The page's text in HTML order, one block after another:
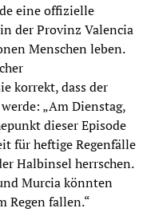
eine offizielle
der Provinz Valencia
Menschen leben.
korrekt, dass der
„Am Dienstag,
dieser Episode
für heftige Regenfälle
Halbinsel herrschen.
Murcia könnten
Regen fallen.“